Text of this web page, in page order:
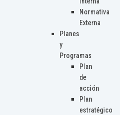
Normativa
Externa
Planes
y
Programas
Plan
de
acción
Plan
estratégico